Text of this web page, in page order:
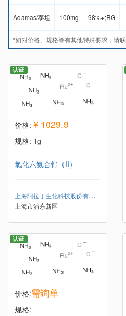
Adamas/泰坦 100mg 98%+;RG
*如对价格、规格等有其他特殊要求，请
认证
价格: ￥1029.9
规格: 1g
氯化六氨合钌（II）
上海阿拉丁生化科技股份有限公司
上海市浦东新区
认证
价格:需询单
规格: